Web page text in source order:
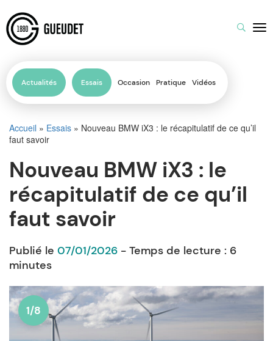
Actualités Essais Occasion Pratique Vidéos
Accueil » Essais » Nouveau BMW iX3 : le récapitulatif de ce qu’il
faut savoir
Nouveau BMW iX3 : le
récapitulatif de ce qu’il
faut savoir
Publié le 07/01/2026 - Temps de lecture : 6
minutes
1/8